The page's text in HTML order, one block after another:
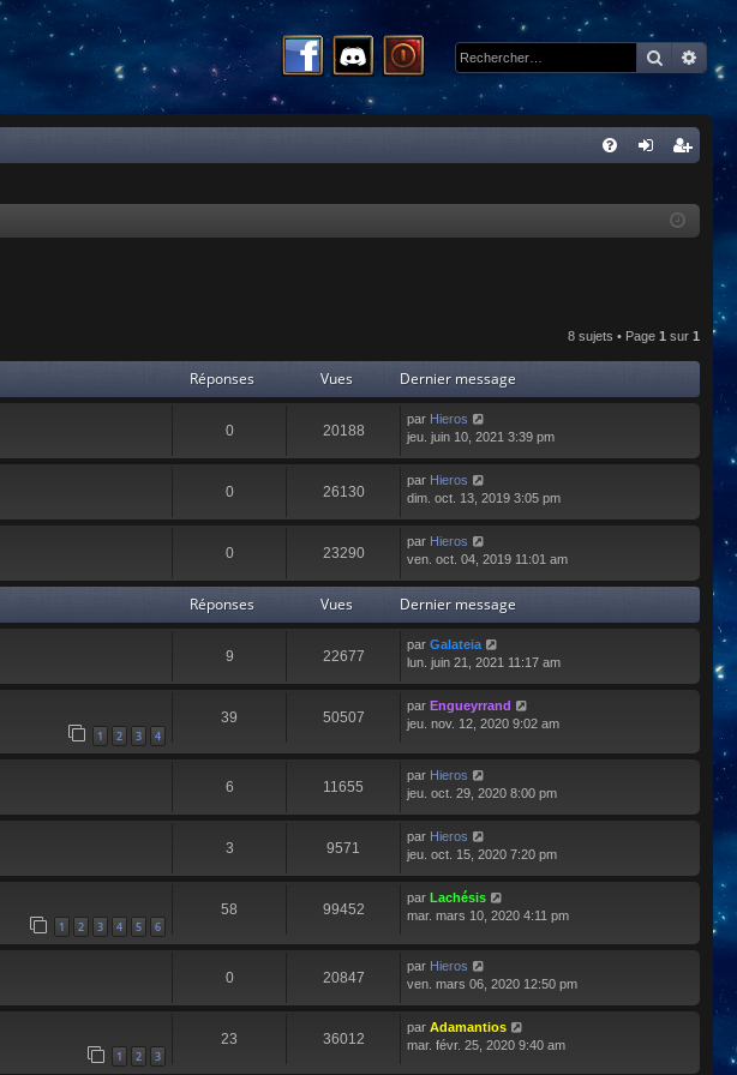
cri
8 sujets • Page 1 sur 1
Réponses Vues Dernier message
0 20188
par Hieros
jeu. juin 10, 2021 3:39 pm
0 26130
par Hieros
dim. oct. 13, 2019 3:05 pm
0 23290
par Hieros
ven. oct. 04, 2019 11:01 am
Réponses Vues Dernier message
9 22677
par Galateia
lun. juin 21, 2021 11:17 am
1 2 3 4
39 50507
par Engueyrrand
jeu. nov. 12, 2020 9:02 am
6 11655
par Hieros
jeu. oct. 29, 2020 8:00 pm
3 9571
par Hieros
jeu. oct. 15, 2020 7:20 pm
1 2 3 4 5 6
58 99452
par Lachésis
mar. mars 10, 2020 4:11 pm
0 20847
par Hieros
ven. mars 06, 2020 12:50 pm
1 2 3
23 36012
par Adamantios
mar. févr. 25, 2020 9:40 am